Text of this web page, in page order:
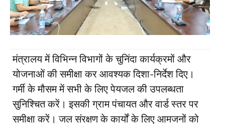
मंत्रालय में विभिन्न विभागों के चुनिंदा कार्यक्रमों और
योजनाओं की समीक्षा कर आवश्यक दिशा-निर्देश दिए।
गर्मी के मौसम में सभी के लिए पेयजल की उपलब्धता
सुनिश्चित करें। इसकी ग्राम पंचायत और वार्ड स्तर पर
समीक्षा करें। जल संरक्षण के कार्यों के लिए आमजनों को